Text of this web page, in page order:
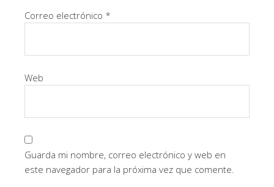
Correo electrónico *
Web
Guarda mi nombre, correo electrónico y web en
este navegador para la próxima vez que comente.